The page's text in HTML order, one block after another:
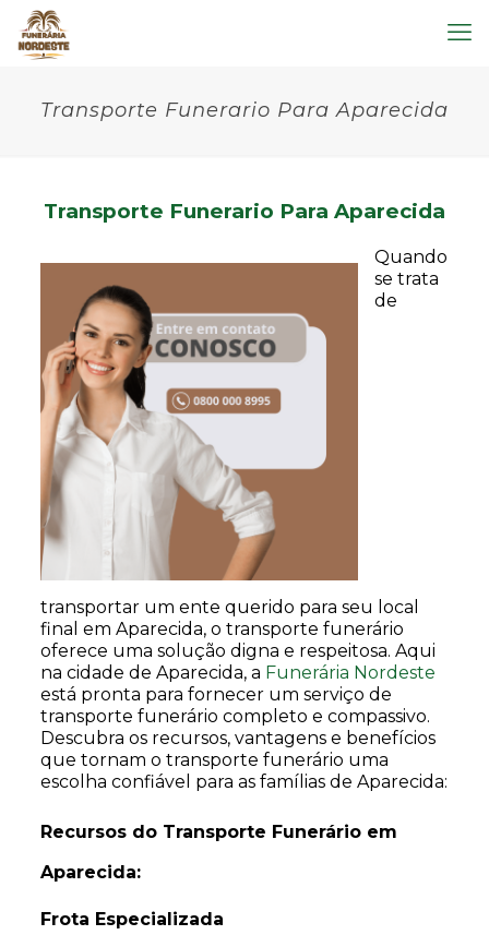
Transporte Funerario Para Aparecida
Transporte Funerario Para Aparecida
Quando
se trata
de
transportar um ente querido para seu local
final em Aparecida, o transporte funerário
oferece uma solução digna e respeitosa. Aqui
na cidade de Aparecida, a Funerária Nordeste
está pronta para fornecer um serviço de
transporte funerário completo e compassivo.
Descubra os recursos, vantagens e benefícios
que tornam o transporte funerário uma
escolha confiável para as famílias de Aparecida:
Recursos do Transporte Funerário em
Aparecida:
Frota Especializada